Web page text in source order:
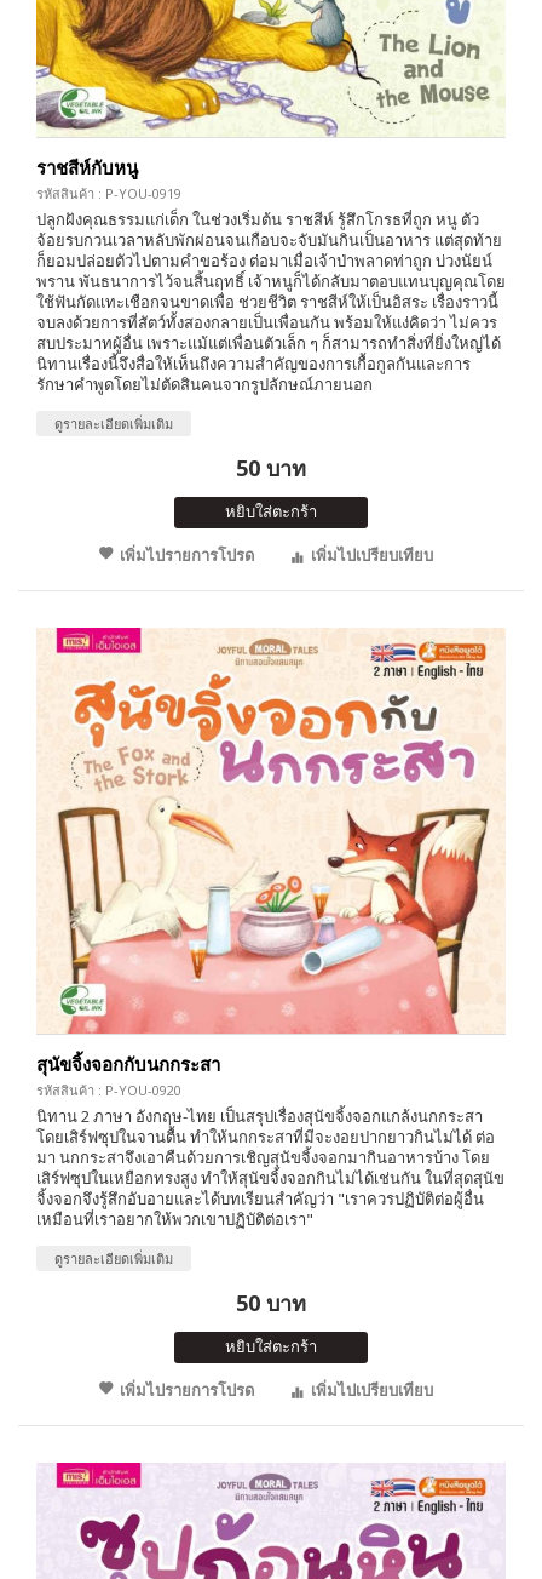
ราชสีห์กับหนู
รหัสสินค้า : P-YOU-0919
ปลูกฝังคุณธรรมแก่เด็ก ในช่วงเริ่มต้น ราชสีห์ รู้สึกโกรธที่ถูก หนู ตัว
จ้อยรบกวนเวลาหลับพักผ่อนจนเกือบจะจับมันกินเป็นอาหาร แต่สุดท้าย
ก็ยอมปล่อยตัวไปตามคำขอร้อง ต่อมาเมื่อเจ้าป่าพลาดท่าถูก บ่วงนัยน์
พราน พันธนาการไว้จนสิ้นฤทธิ์ เจ้าหนูก็ได้กลับมาตอบแทนบุญคุณโดย
ใช้ฟันกัดแทะเชือกจนขาดเพื่อ ช่วยชีวิต ราชสีห์ให้เป็นอิสระ เรื่องราวนี้
จบลงด้วยการที่สัตว์ทั้งสองกลายเป็นเพื่อนกัน พร้อมให้แง่คิดว่า ไม่ควร
สบประมาทผู้อื่น เพราะแม้แต่เพื่อนตัวเล็ก ๆ ก็สามารถทำสิ่งที่ยิ่งใหญ่ได้
นิทานเรื่องนี้จึงสื่อให้เห็นถึงความสำคัญของการเกื้อกูลกันและการ
รักษาคำพูดโดยไม่ตัดสินคนจากรูปลักษณ์ภายนอก
ดูรายละเอียดเพิ่มเติม
50 บาท
หยิบใส่ตะกร้า
เพิ่มไปรายการโปรด
เพิ่มไปเปรียบเทียบ
สุนัขจิ้งจอกกับนกกระสา
รหัสสินค้า : P-YOU-0920
นิทาน 2 ภาษา อังกฤษ-ไทย เป็นสรุปเรื่องสุนัขจิ้งจอกแกล้งนกกระสา
โดยเสิร์ฟซุปในจานตื้น ทำให้นกกระสาที่มีจะงอยปากยาวกินไม่ได้ ต่อ
มา นกกระสาจึงเอาคืนด้วยการเชิญสุนัขจิ้งจอกมากินอาหารบ้าง โดย
เสิร์ฟซุปในเหยือกทรงสูง ทำให้สุนัขจิ้งจอกกินไม่ได้เช่นกัน ในที่สุดสุนัข
จิ้งจอกจึงรู้สึกอับอายและได้บทเรียนสำคัญว่า "เราควรปฏิบัติต่อผู้อื่น
เหมือนที่เราอยากให้พวกเขาปฏิบัติต่อเรา"
ดูรายละเอียดเพิ่มเติม
50 บาท
หยิบใส่ตะกร้า
เพิ่มไปรายการโปรด
เพิ่มไปเปรียบเทียบ